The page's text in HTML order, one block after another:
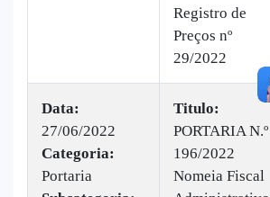
Registro de
Preços nº
29/2022
Data:
27/06/2022
Categoria:
Portaria
Titulo:
PORTARIA N.º
196/2022
Nomeia Fiscal